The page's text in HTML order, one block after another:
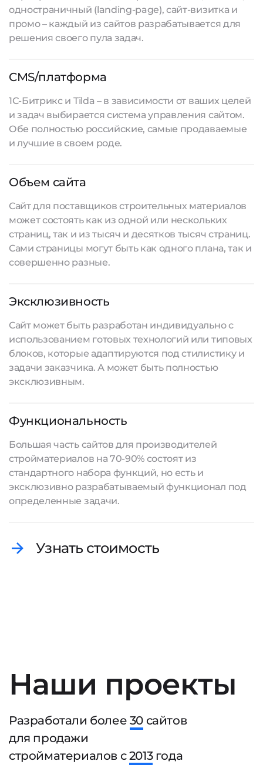
одностраничный (landing-page), сайт-визитка и
промо – каждый изсайтов разрабатывается для
решения своего пула задач.
CMS/платформа
1С-Битрикс и Tilda – в зависимости от ваших целей
и задач выбирается система управления сайтом.
Обе полностью российские, самые продаваемые
и лучшие в своем роде.
Объем сайта
Сайт для поставщиков строительных материалов
может состоять как из одной или нескольких
страниц, так и из тысяч и десятков тысяч страниц.
Сами страницы могут быть как одного плана, так и
совершенно разные.
Эксклюзивность
Сайт может быть разработан индивидуально с
использованием готовых технологий или типовых
блоков, которые адаптируются под стилистику и
задачи заказчика. А может быть полностью
эксклюзивным.
Функциональность
Большая часть сайтов для производителей
стройматериалов на 70-90% состоят из
стандартного набора функций, но есть и
эксклюзивно разрабатываемый функционал под
определенные задачи.
Узнать стоимость
Наши проекты
Разработали более 30 сайтов
для продажи
стройматериалов с2013года